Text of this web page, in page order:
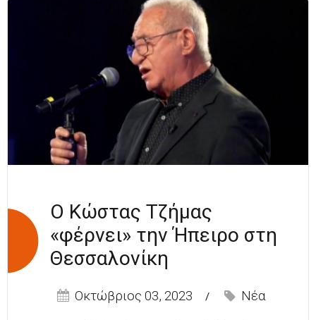
Ο Κώστας Τζήμας
«φέρνει» την Ήπειρο στη
Θεσσαλονίκη
Οκτώβριος 03, 2023 Νέα